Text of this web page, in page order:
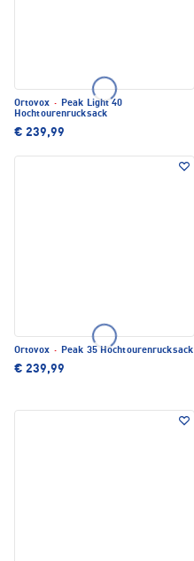
Ortovox · Peak Light 40
Hochtourenrucksack
€ 239,99
Ortovox · Peak 35 Hochtourenrucksack
€ 239,99